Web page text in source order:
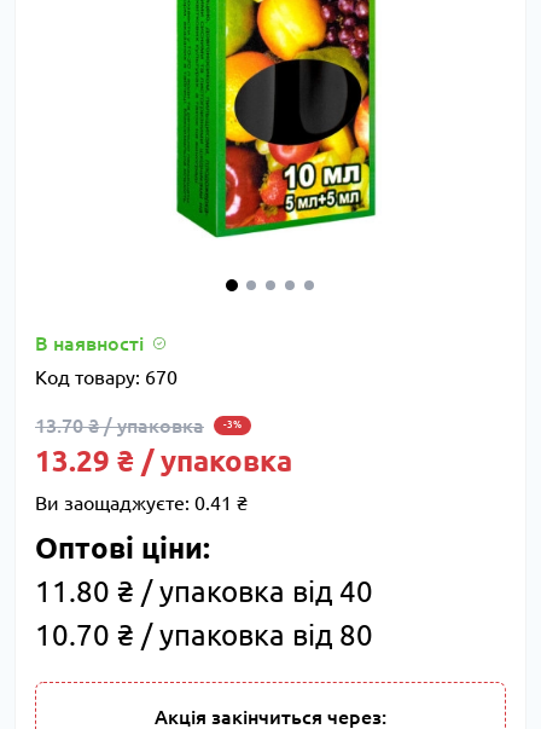
В наявності
Код товару: 670
13.70 ₴ / упаковка -3%
13.29 ₴ / упаковка
Ви заощаджуєте: 0.41 ₴
Оптові ціни:
11.80 ₴ / упаковка від 40
10.70 ₴ / упаковка від 80
Акція закінчиться через: